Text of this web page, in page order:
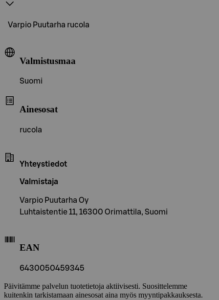
Varpio Puutarha rucola
Valmistusmaa
Suomi
Ainesosat
rucola
Yhteystiedot
Valmistaja
Varpio Puutarha Oy
Luhtaistentie 11, 16300 Orimattila, Suomi
EAN
6430050459345
Päivitämme palvelun tuotetietoja aktiivisesti. Suosittelemme
kuitenkin tarkistamaan ainesosat aina myös myyntipakkauksesta.